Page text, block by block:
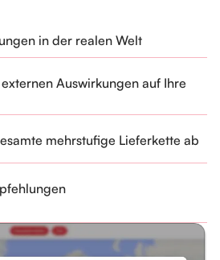
in der realen Welt
Auswirkungen auf Ihre
mehrstufige Lieferkette ab